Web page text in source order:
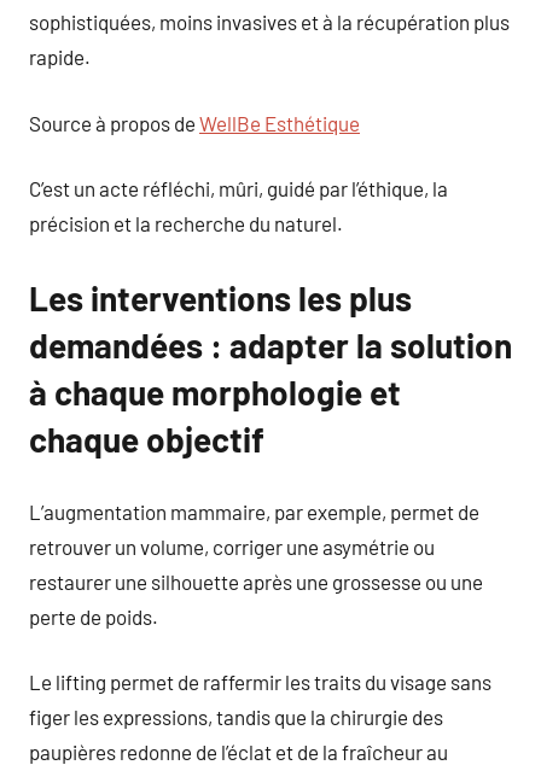
sophistiquées, moins invasives et à la récupération plus
rapide.
Source à propos de WellBe Esthétique
C’est un acte réfléchi, mûri, guidé par l’éthique, la
précision et la recherche du naturel.
Les interventions les plus
demandées : adapter la solution
à chaque morphologie et
chaque objectif
L’augmentation mammaire, par exemple, permet de
retrouver un volume, corriger une asymétrie ou
restaurer une silhouette après une grossesse ou une
perte de poids.
Le lifting permet de raffermir les traits du visage sans
figer les expressions, tandis que la chirurgie des
paupières redonne de l’éclat et de la fraîcheur au